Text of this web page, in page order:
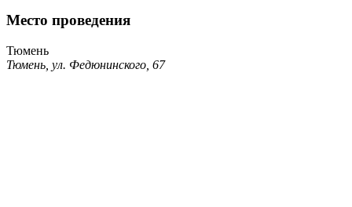
Место проведения
Тюмень
Тюмень, ул. Федюнинского, 67